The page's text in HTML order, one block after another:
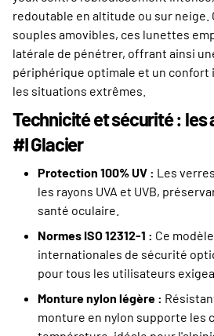
redoutable en altitude ou sur neige.
souples amovibles, ces lunettes
latérale de pénétrer, offrant ainsi
périphérique optimale et un confort
les situations extrêmes.
Technicité et sécurité : les
#I Glacier
Protection 100% UV : Les
les rayons UVA et UVB,
santé oculaire.
Normes ISO 12312-1 : Ce
internationales de sécurité
pour tous les utilisateurs
Monture nylon légère :
monture en nylon supporte les